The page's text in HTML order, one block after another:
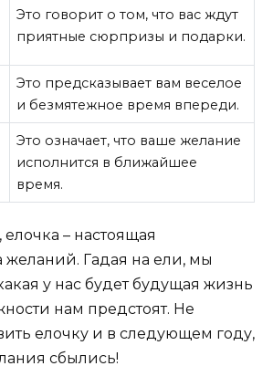
Это говорит о том, что вас ждут
приятные сюрпризы и подарки.
Это предсказывает вам веселое
и безмятежное время впереди.
Это означает, что ваше желание
исполнится в ближайшее
время.
– настоящая
желаний. Гадая на ели, мы
у нас будет будущая жизнь
нам предстоят. Не
елочку и в следующем году,
сбылись!